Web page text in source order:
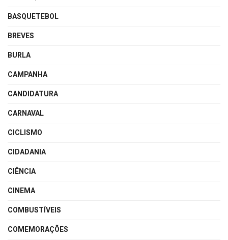
BASQUETEBOL
BREVES
BURLA
CAMPANHA
CANDIDATURA
CARNAVAL
CICLISMO
CIDADANIA
CIÊNCIA
CINEMA
COMBUSTÍVEIS
COMEMORAÇÕES